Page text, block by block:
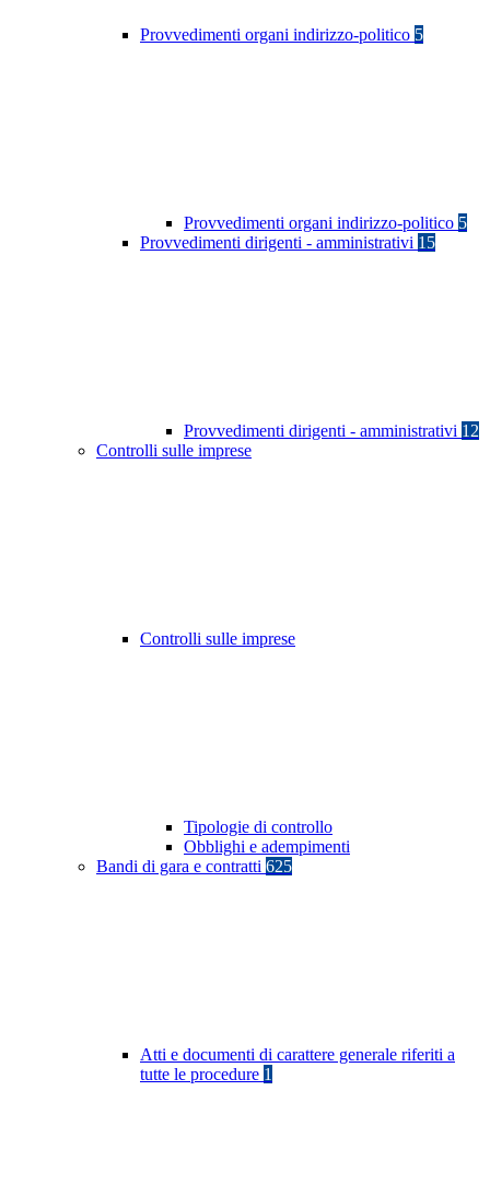
Provvedimenti organi indirizzo-politico 5
Provvedimenti organi indirizzo-politico 5
Provvedimenti dirigenti - amministrativi 15
Provvedimenti dirigenti - amministrativi 12
Controlli sulle imprese
Controlli sulle imprese
Tipologie di controllo
Obblighi e adempimenti
Bandi di gara e contratti 625
Atti e documenti di carattere generale riferiti a
tutte le procedure 1